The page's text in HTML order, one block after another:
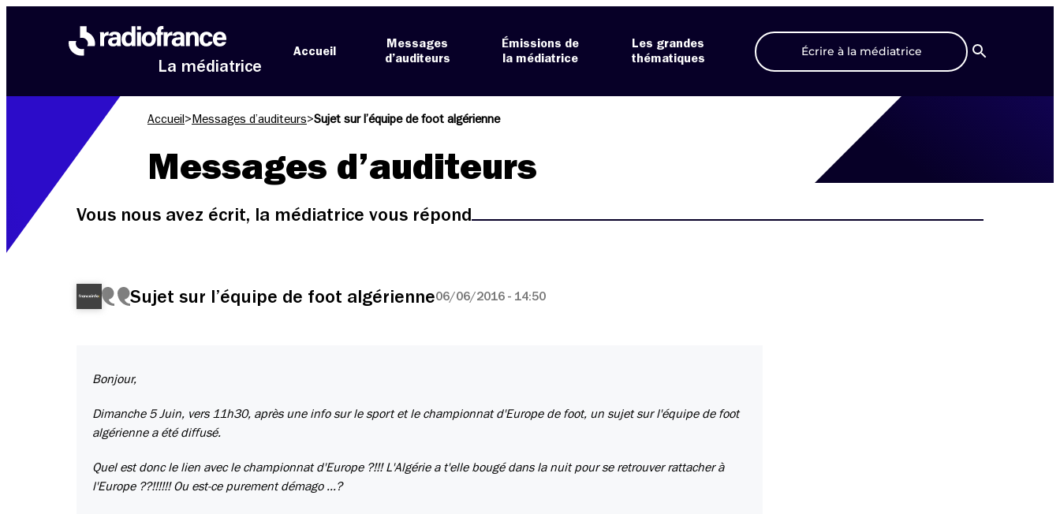
La médiatrice
Accueil
Messages
d’auditeurs
Émissions de
la médiatrice
Les grandes
thématiques
Écrire à la médiatrice
Recherche
Accueil > Messages d’auditeurs>Sujet sur l’équipe de foot algérienne
Messages d’auditeurs
Vous nous avez écrit, la médiatrice vous répond
Sujet sur l’équipe de foot algérienne06/06/2016 - 14:50
Bonjour,
Dimanche 5 Juin, vers 11h30, après une info sur le sport et le championnat d'Europe de foot, un sujet sur l'équipe de foot
algérienne a été diffusé.
Quel est donc le lien avec le championnat d'Europe ?!!! L'Algérie a t'elle bougé dans la nuit pour se retrouver rattacher à
l'Europe ??!!!!!! Ou est-ce purement démago ...?